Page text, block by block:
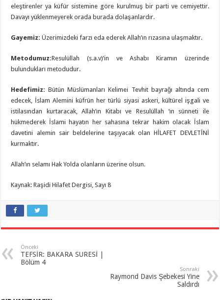
eleştirenler ya küfür sistemine göre kurulmuş bir parti ve cemiyettir.
Davayı yüklenmeyerek orada burada dolaşanlardır.
Gayemiz: Üzerimizdeki farzı eda ederek Allah’ın rızasına ulaşmaktır.
Metodumuz:Resulüllah (s.a.v)’in ve Ashabı Kiramın üzerinde
bulundukları metodudur.
Hedefimiz: Bütün Müslümanları Kelimei Tevhit bayrağı altında cem
edecek, İslam Alemini küfrün her türlü siyasi askeri, kültürel işgali ve
istilasından kurtaracak, Allah’ın Kitabı ve Resulüllah ‘ın sünneti ile
hükmederek İslami hayatın her sahasına tekrar hakim olacak İslam
davetini alemin sair beldelerine taşıyacak olan HİLAFET DEVLETİNİ
kurmaktır.
Allah’ın selamı Hak Yolda olanların üzerine olsun.
Kaynak: Raşidi Hilafet Dergisi, Sayı 8
Önceki
TEFSİR: BAKARA SURESİ |
Bölüm 4
Sonraki
Raymond Davis Şebekesi Yine
Saldırdı